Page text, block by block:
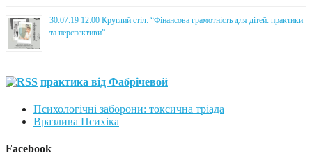
30.07.19 12:00 Круглий стіл: “Фінансова грамотність для дітей: практики
та перспективи”
практика від Фабрічевой
Психологічні заборони: токсична тріада
Вразлива Психіка
Facebook